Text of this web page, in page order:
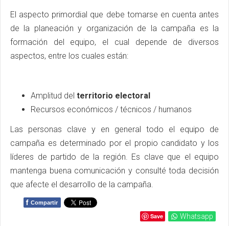
El aspecto primordial que debe tomarse en cuenta antes
de la planeación y organización de la campaña es la
formación del equipo, el cual depende de diversos
aspectos, entre los cuales están:
Amplitud del territorio electoral
Recursos económicos / técnicos / humanos
Las personas clave y en general todo el equipo de
campaña es determinado por el propio candidato y los
líderes de partido de la región. Es clave que el equipo
mantenga buena comunicación y consulté toda decisión
que afecte el desarrollo de la campaña.
f Compartir
Save Whatsapp